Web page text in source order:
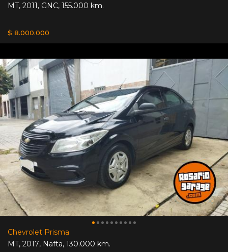
MT, 2011, GNC, 155.000 km.
$ 8.000.000
Chevrolet Prisma
MT, 2017, Nafta, 130.000 km.